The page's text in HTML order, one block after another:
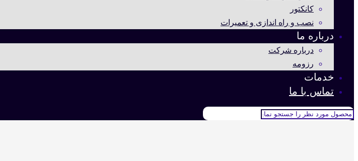
کانکتور
نصب و راه اندازی و تعمیرات
درباره ما
درباره شرکت
رزومه
خدمات
تماس با ما